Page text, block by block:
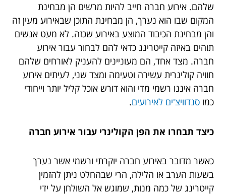
שלהם. אירוע חברה חייב להיות מרשים הן מבחינת
המקום שבו הוא נערך, הן מבחינת התוכן שבאירוע מעין זה
והן מבחינת הכיבוד המוצע באירוע שכזה. לא מעט אנשים
תוהים באיזה קייטרינג כדאי להם לבחור עבור אירוע
חברה. מצד אחד, הם מעוניינים להעניק לאורחים שלהם
חוויה קולינרית עשירה וטעימה ומצד שני, לעיתים אירוע
חברה איננו רשמי מדי והוא דורש אוכל קליל יותר וייחודי
כמו סנדוויצ'ים לאירועים.
כיצד תבחרו את הפן הקולינרי עבור אירוע חברה
כאשר מדובר באירוע חברה יוקרתי ורשמי אשר נערך
בשעות הערב או הלילה, הרי שבהחלט ניתן להזמין
קייטרינג של כמה מנות, שמוגש אל השולחן על ידי